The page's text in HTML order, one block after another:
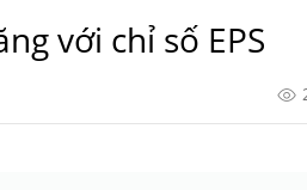
với chỉ số EPS